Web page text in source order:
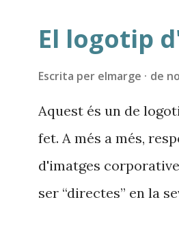
El logotip
Escrita per elmarge de
Aquest és un de
fet. A més a més,
d'imatges
ser “directes” en la